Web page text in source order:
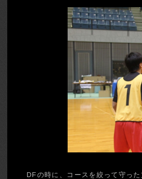
DFの時に、コースを絞って守っ